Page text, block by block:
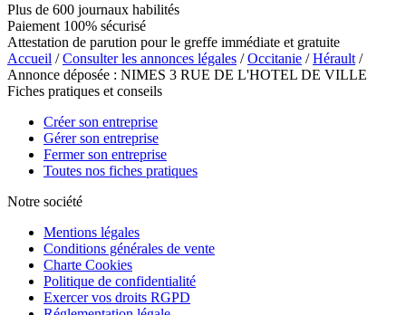
Plus de 600 journaux habilités
Paiement 100% sécurisé
Attestation de parution pour le greffe immédiate et gratuite
Accueil /Consulter les annonces légales /Occitanie /Hérault /
Annonce déposée : NIMES 3 RUE DE L'HOTEL DE VILLE
Fiches pratiques et conseils
Créer son entreprise
Gérer son entreprise
Fermer son entreprise
Toutes nos fiches pratiques
Notre société
Mentions légales
Conditions générales de vente
Charte Cookies
Politique de confidentialité
Exercer vos droits RGPD